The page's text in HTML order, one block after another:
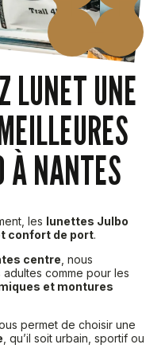
LUNET UNE
À NANTES
les lunettes Julbo
confort de port.
centre , nous
comme pour les
et montures
permet de choisir une
, qu’il soit urbain, sportif ou